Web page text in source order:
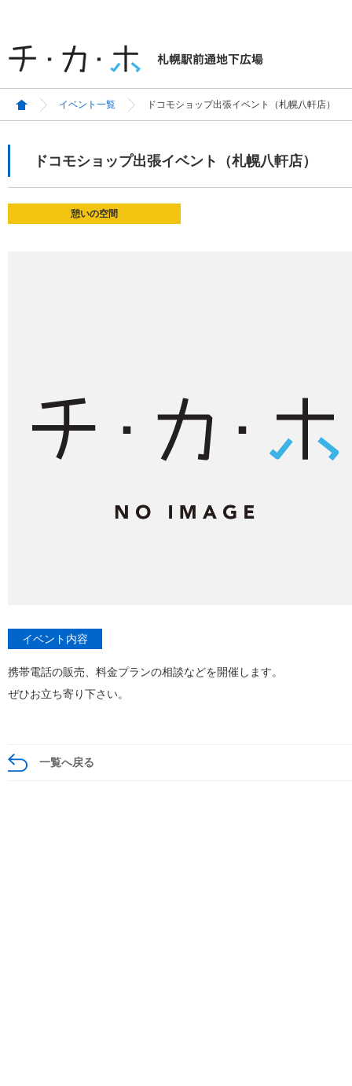
イベント一覧 ドコモショップ出張イベント（札幌八軒店）
ドコモショップ出張イベント（札幌八軒店）
憩いの空間
イベント内容
携帯電話の販売、料金プランの相談などを開催します。
ぜひお立ち寄り下さい。
一覧へ戻る